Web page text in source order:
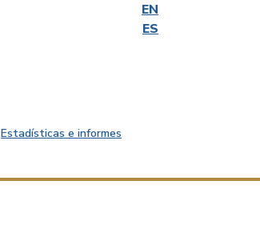
EN
ES
Estadísticas e informes